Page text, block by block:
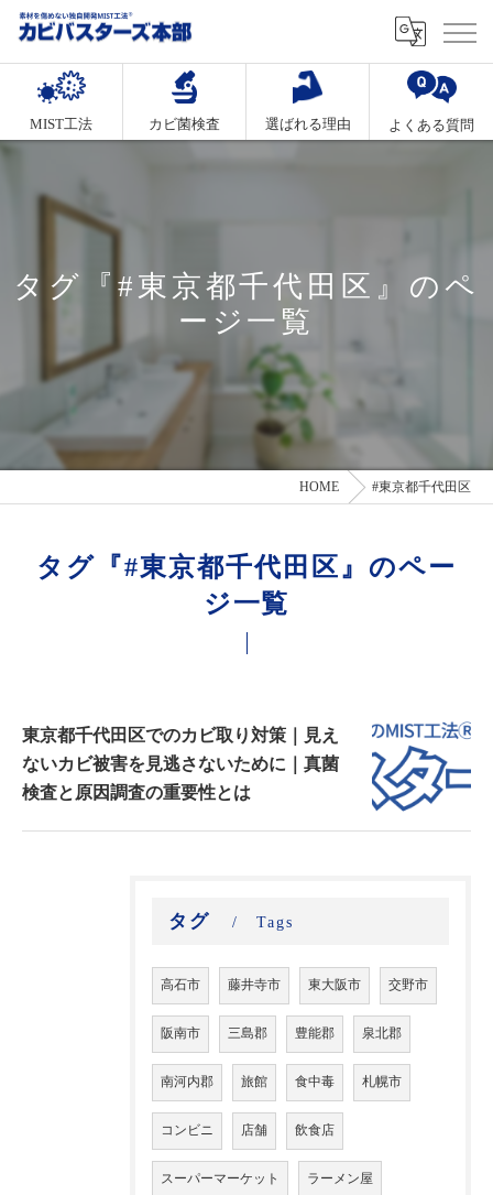
MIST工法 カビ菌検査 選ばれる理由 よくある質問
タグ『#東京都千代田区』のペ
ージ一覧
HOME #東京都千代田区
タグ『#東京都千代田区』のペー
ジ一覧
東京都千代田区でのカビ取り対策｜見え
ないカビ被害を見逃さないために｜真菌
検査と原因調査の重要性とは
タグ Tags
高石市 藤井寺市 東大阪市 交野市
阪南市 三島郡 豊能郡 泉北郡
南河内郡 旅館 食中毒 札幌市
コンビニ 店舗 飲食店
スーパーマーケット ラーメン屋